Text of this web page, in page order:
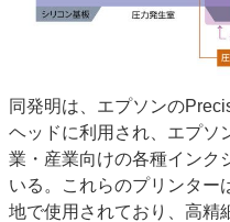
同発明は、エプソンの
ヘッドに利用され、エプソ
業・産業向けの各種インク
いる。これらのプリンター
地で使用されており、高精